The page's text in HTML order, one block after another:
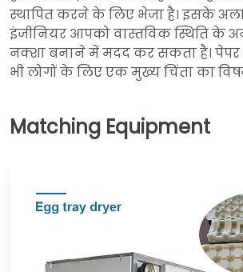
स्थापित करने के लिए भेजा है। इसके
इंजीनियर आपको वास्तविक स्थिति के
नक्शा बनाने में मदद कर सकता है। पेपर
भी लोगों के लिए एक मुख्य चिंता का